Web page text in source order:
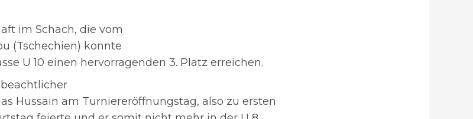
im Schach, die vom
(Tschechien) konnte
U 10 einen hervorragenden 3. Platz erreichen.
Hussain am Turniereröffnungstag, also zu ersten